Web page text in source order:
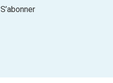
S’abonner